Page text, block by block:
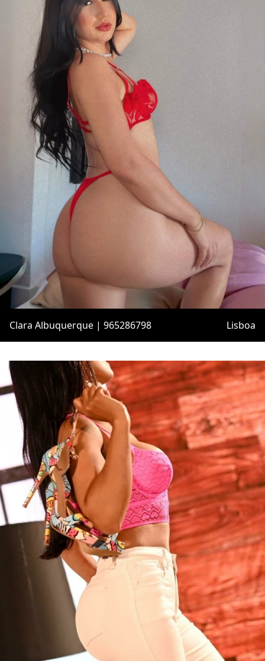
Clara Albuquerque | 965286798 Lisboa